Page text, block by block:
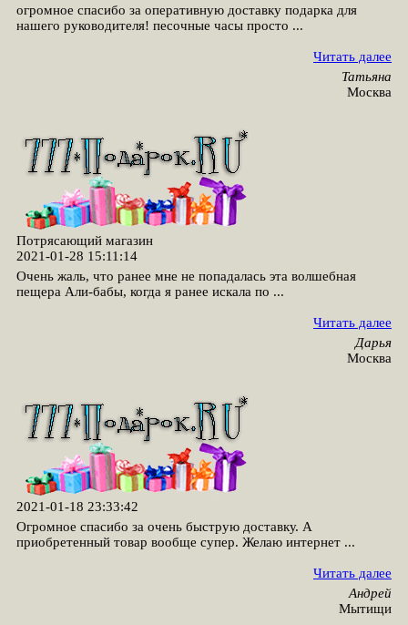
огромное спасибо за оперативную доставку подарка для
нашего руководителя! песочные часы просто ...
Читать далее
Татьяна
Москва
Потрясающий магазин
2021-01-28 15:11:14
Очень жаль, что ранее мне не попадалась эта волшебная
пещера Али-бабы, когда я ранее искала по ...
Читать далее
Дарья
Москва
2021-01-18 23:33:42
Огромное спасибо за очень быструю доставку. А
приобретенный товар вообще супер. Желаю интернет ...
Читать далее
Андрей
Мытищи